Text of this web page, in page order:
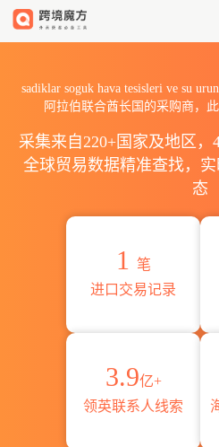
sadiklar soguk hava tesisleri ve su
阿拉伯联合酋长国的采购商，
采集来自220+国家及地区，
全球贸易数据精准查找，
态
1
笔
进口交易记录
3.9亿+
领英联系人线索